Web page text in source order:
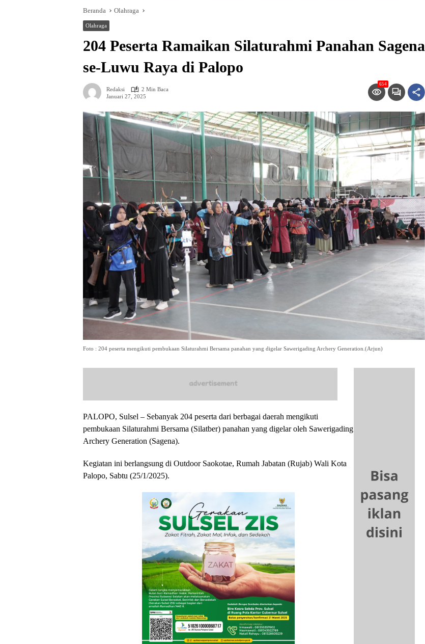
Beranda Olahraga
Olahraga
204 Peserta Ramaikan Silaturahmi Panahan Sagena
se-Luwu Raya di Palopo
Redaksi
2 Min Baca
Januari 27, 2025
654
Foto : 204 peserta mengikuti pembukaan Silaturahmi Bersama panahan yang digelar Sawerigading Archery Generation.(Arjun)
PALOPO, Sulsel – Sebanyak 204 peserta dari berbagai daerah mengikuti
pembukaan Silaturahmi Bersama (Silatber) panahan yang digelar oleh Sawerigading
Archery Generation (Sagena).
Kegiatan ini berlangsung di Outdoor Saokotae, Rumah Jabatan (Rujab) Wali Kota
Palopo, Sabtu (25/1/2025).